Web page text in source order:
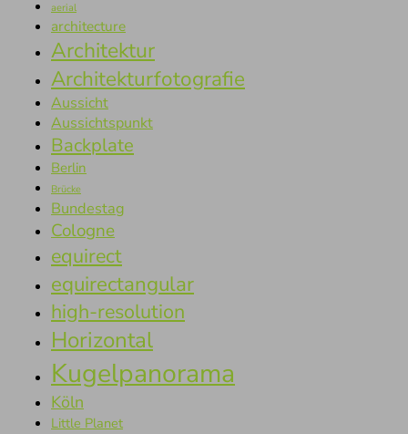
aerial
architecture
Architektur
Architekturfotografie
Aussicht
Aussichtspunkt
Backplate
Berlin
Brücke
Bundestag
Cologne
equirect
equirectangular
high-resolution
Horizontal
Kugelpanorama
Köln
Little Planet